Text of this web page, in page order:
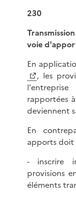
230
voie
En
, les
rapportées
deviennent
En
apports doit
- inscrire
provisions
éléments